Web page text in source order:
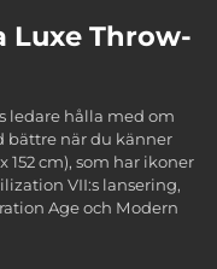
Luxe Throw-
ledare hålla med om
bättre när du känner
152 cm), som har ikoner
VII:s lansering,
Age och Modern